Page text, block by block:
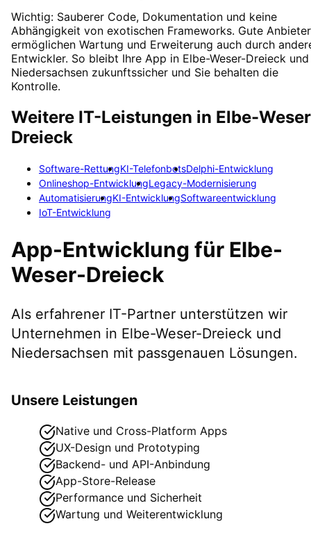
Wichtig: Sauberer Code, Dokumentation und keine
Abhängigkeit von exotischen Frameworks. Gute Anbieter
ermöglichen Wartung und Erweiterung auch durch
Entwickler. So bleibt Ihre App in Elbe-Weser-Dreieck und
Niedersachsen zukunftssicher und Sie behalten die
Kontrolle.
Weitere IT-Leistungen in Elbe-
Dreieck
Software-RettungKI-TelefonbotsDelphi-Entwicklung
Onlineshop-EntwicklungLegacy-Modernisierung
AutomatisierungKI-EntwicklungSoftwareentwicklung
IoT-Entwicklung
App-Entwicklung für Elbe-
Weser-Dreieck
Als erfahrener IT-Partner unterstützen wir
Unternehmen in Elbe-Weser-Dreieck und
Niedersachsen mit passgenauen Lösungen.
Unsere Leistungen
Native und Cross-Platform Apps
UX-Design und Prototyping
Backend- und API-Anbindung
App-Store-Release
Performance und Sicherheit
Wartung und Weiterentwicklung